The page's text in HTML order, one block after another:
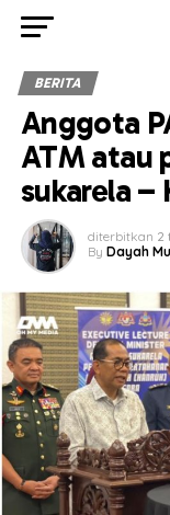
BERITA
Anggota
ATM atau
sukarela –
diterbitkan 2
By Dayah